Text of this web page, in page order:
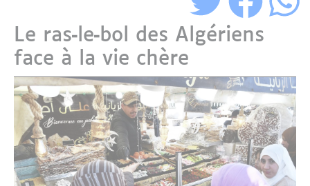
Le ras‑le‑bol des Algériens
face à la vie chère